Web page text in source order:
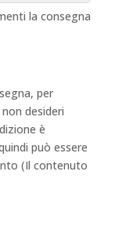
la consegna
per
desideri
è
può essere
(Il contenuto